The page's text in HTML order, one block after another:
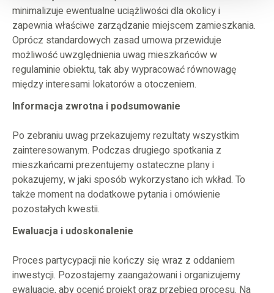
minimalizuje ewentualne uciążliwości dla okolicy i
zapewnia właściwe zarządzanie miejscem zamieszkania.
Oprócz standardowych zasad umowa przewiduje
możliwość uwzględnienia uwag mieszkańców w
regulaminie obiektu, tak aby wypracować równowagę
między interesami lokatorów a otoczeniem.
Informacja zwrotna i podsumowanie
Po zebraniu uwag przekazujemy rezultaty wszystkim
zainteresowanym. Podczas drugiego spotkania z
mieszkańcami prezentujemy ostateczne plany i
pokazujemy, w jaki sposób wykorzystano ich wkład. To
także moment na dodatkowe pytania i omówienie
pozostałych kwestii.
Ewaluacja i udoskonalenie
Proces partycypacji nie kończy się wraz z oddaniem
inwestycji. Pozostajemy zaangażowani i organizujemy
ewaluacje, aby ocenić projekt oraz przebieg procesu. Na